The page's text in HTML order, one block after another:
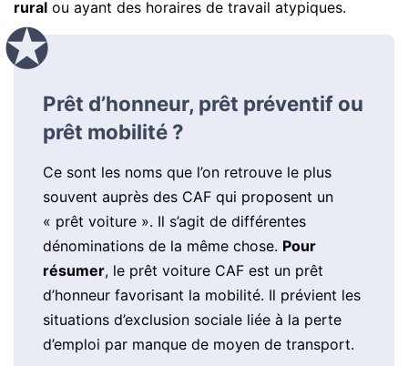
rural ou ayant des horaires de travail atypiques.
Prêt d’honneur, prêt préventif ou
prêt mobilité ?
Ce sont les noms que l’on retrouve le plus
souvent auprès des CAF qui proposent un
« prêt voiture ». Il s’agit de différentes
dénominations de la même chose. Pour
résumer, le prêt voiture CAF est un prêt
d’honneur favorisant la mobilité. Il prévient les
situations d’exclusion sociale liée à la perte
d’emploi par manque de moyen de transport.